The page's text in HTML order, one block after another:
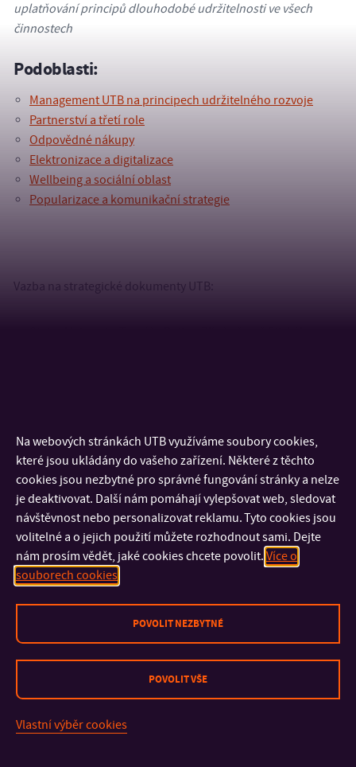
uplatňování principů dlouhodobé udržitelnosti ve všech
činnostech
Podoblasti:
Management UTB na principech udržitelného rozvoje
Partnerství a třetí role
Odpovědné nákupy
Elektronizace a digitalizace
Wellbeing a sociální oblast
Popularizace a komunikační strategie
Vazba na strategické dokumenty UTB:
Strategie rozvoje lidských zdrojů Univerzity Tomáše Bati ve
Zlíně a Akční plán 2022-2025
Gender Equality Plan Univerzity Tomáše Bati ve Zlíně a
Akční plán 2022-2025
Strategie fyzické bezpečnosti UTB ve Zlíně na období 23+
KONTAKT
Na webových stránkách UTB využíváme soubory cookies,
které jsou ukládány do vašeho zařízení. Některé z těchto
cookies jsou nezbytné pro správné fungování stránky a nelze
je deaktivovat. Další nám pomáhají vylepšovat web, sledovat
návštěvnost nebo personalizovat reklamu. Tyto cookies jsou
volitelné a o jejich použití můžete rozhodnout sami. Dejte
nám prosím vědět, jaké cookies chcete povolit. Více o
souborech cookies
POVOLIT NEZBYTNÉ
POVOLIT VŠE
Vlastní výběr cookies